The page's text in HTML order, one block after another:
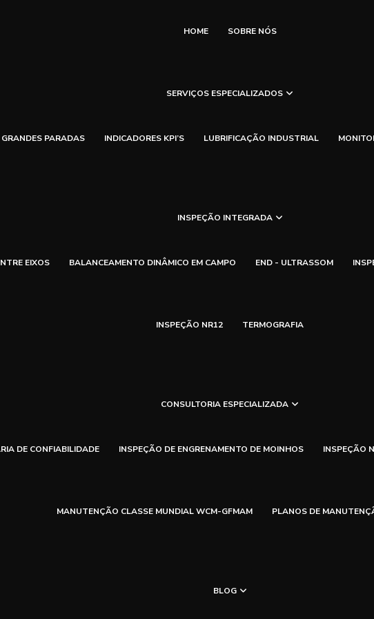
HOME SOBRE NÓS
SERVIÇOS ESPECIALIZADOS
GRANDES PARADAS INDICADORES KPI’S LUBRIFICAÇÃO INDUSTRIAL
INSPEÇÃO INTEGRADA
EIXOS BALANCEAMENTO DINÂMICO EM CAMPO END - ULTRASSOM
INSPEÇÃO NR12 TERMOGRAFIA
CONSULTORIA ESPECIALIZADA
DE CONFIABILIDADE INSPEÇÃO DE ENGRENAMENTO DE MOINHOS INSPEÇÃO
MANUTENÇÃO CLASSE MUNDIAL WCM-GFMAM PLANOS DE
BLOG